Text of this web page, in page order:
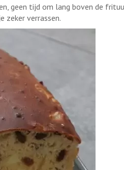
geen tijd om lang boven de
zeker verrassen.